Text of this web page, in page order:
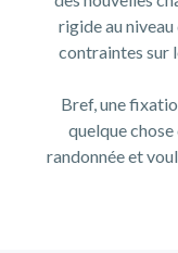
rigide au
contraintes sur
Bref, une
quelque
randonnée et